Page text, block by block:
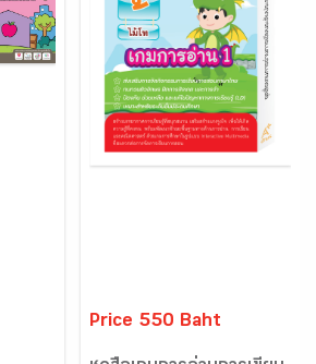
Price 550 Baht